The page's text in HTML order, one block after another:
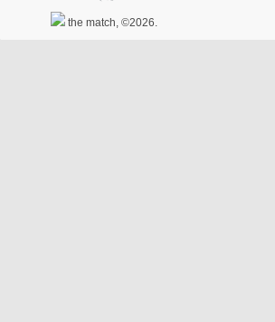
the match, ©2026.